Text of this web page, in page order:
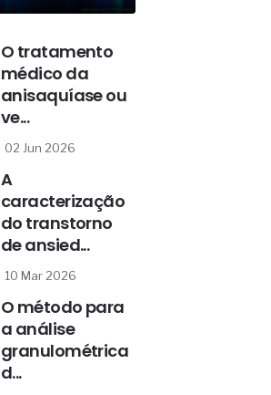
O tratamento
médico da
anisaquíase ou
ve...
02 Jun 2026
A
caracterização
do transtorno
de ansied...
10 Mar 2026
O método para
a análise
granulométrica
d...